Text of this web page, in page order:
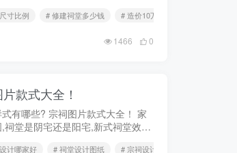
右祠堂图片，...
寸比例 # 修建祠堂多少钱 # 造价10万预算祠堂图纸
1466 0
款式大全！
有哪些? 宗祠图片款式大全！ 家
祠堂是阴宅还是阳宅,新式祠堂效果
计哪家好 # 祠堂设计图纸 # 宗祠设计样式